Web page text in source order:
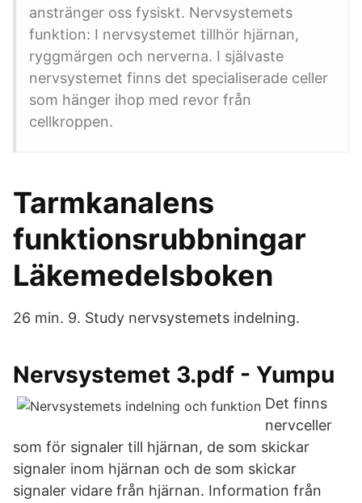
anstränger oss fysiskt. Nervsystemets
funktion: I nervsystemet tillhör hjärnan,
ryggmärgen och nerverna. I självaste
nervsystemet finns det specialiserade celler
som hänger ihop med revor från
cellkroppen.
Tarmkanalens
funktionsrubbningar
Läkemedelsboken
26 min. 9. Study nervsystemets indelning.
Nervsystemet 3.pdf - Yumpu
Det finns
nervceller
som för signaler till hjärnan, de som skickar
signaler inom hjärnan och de som skickar
signaler vidare från hjärnan. Information från